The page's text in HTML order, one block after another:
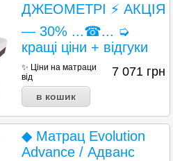
ДЖЕОМЕТРІ ⚡ АКЦІЯ
— 30% ...☎... ➭
кращі ціни + відгуки
✨ Ціни на матраци
від
7 071 грн
◆ Матрац Evolution
Advance / Адванс